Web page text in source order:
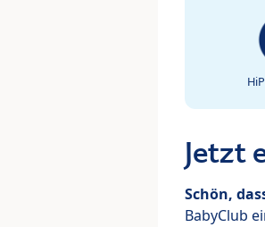
Jetzt
Schön,
BabyClub